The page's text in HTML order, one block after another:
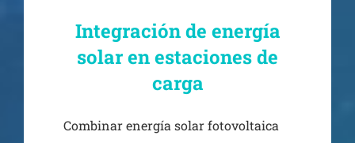
Integración de energía
solar en estaciones de
carga
Combinar energía solar fotovoltaica